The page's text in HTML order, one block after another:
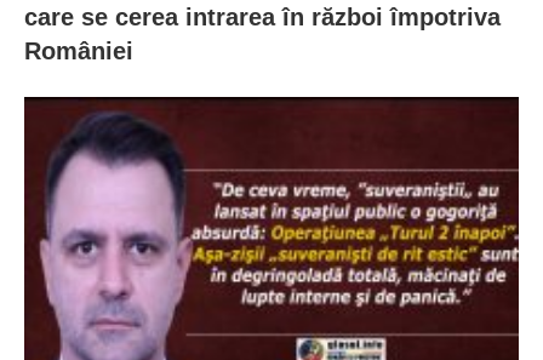
care se cerea intrarea în război împotriva
României